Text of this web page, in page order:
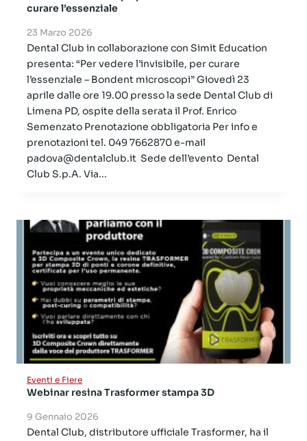
curare l’essenziale
23 Marzo 2026
Dental Club in collaborazione con Simit Education
presenta: “Per vedere l’invisibile, per curare
l’essenziale – Bondent microscopi” Giovedì 23
aprile dalle ore 19.00 presso la sede Dental Club di
Limena PD, ospite della serata il Prof. Enrico
Semenzato Prenotazione obbligatoria Per info e
prenotazioni tel. 049 7662870 e-mail
padova@dentalclub.it Sede dell’evento Dental
Club S.p.A. Via...
Eventi e Fiere
Webinar resina Trasformer stampa 3D
9 Gennaio 2026
Dental Club, distributore ufficiale Trasformer, ha il